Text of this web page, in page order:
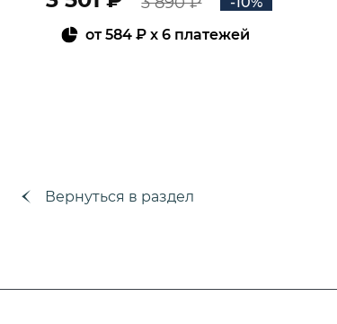
от584 ₽ x 6 платежей
Вернуться в раздел